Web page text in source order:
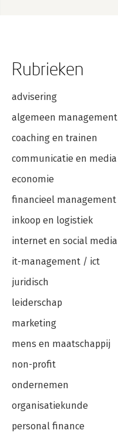
Rubrieken
advisering
algemeen management
coaching en trainen
communicatie en media
economie
financieel management
inkoop en logistiek
internet en social media
it-management / ict
juridisch
leiderschap
marketing
mens en maatschappij
non-profit
ondernemen
organisatiekunde
personal finance